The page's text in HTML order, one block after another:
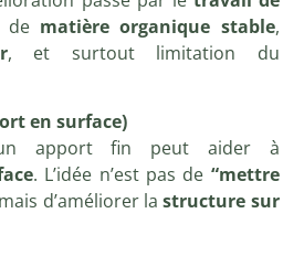
de matière organique stable,
, et surtout limitation du
en surface)
apport fin peut aider à
. L’idée n’est pas de “mettre
d’améliorer lastructure sur